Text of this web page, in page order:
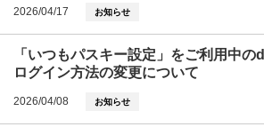
2026/04/17 お知らせ
「いつもパスキー設定」をご利用中の
ログイン方法の変更について
2026/04/08 お知らせ